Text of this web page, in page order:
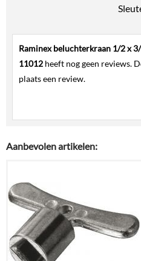
Raminex beluchterkraan 1/2 x
11012 heeft nog geen reviews.
plaats een review.
Aanbevolen artikelen: